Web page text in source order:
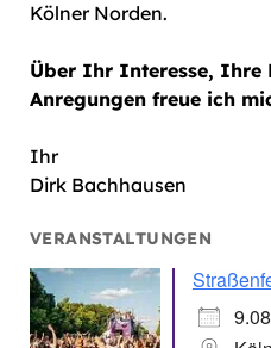
Kölner Norden.
Über Ihr Interesse, Ihre
Anregungen freue ich
Ihr
Dirk Bachhausen
VERANSTALTUNGEN